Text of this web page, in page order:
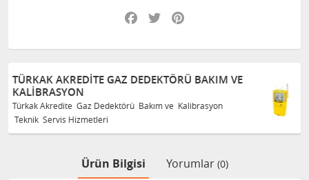
Facebook
Twitter
BAKIM VE
Kalibrasyon
TÜRKAK AKREDITE GAZ
Türkak Akredite Gaz Dedektörü Bakım ve
Ürün Bilgisi Yorumlar (0)